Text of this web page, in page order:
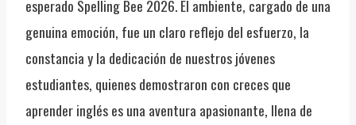
esperado Spelling Bee 2026. El ambiente, cargado de una
genuina emoción, fue un claro reflejo del esfuerzo, la
constancia y la dedicación de nuestros jóvenes
estudiantes, quienes demostraron con creces que
aprender inglés es una aventura apasionante, llena de